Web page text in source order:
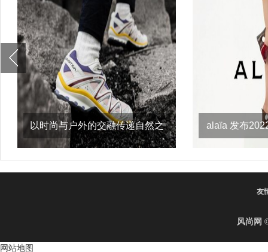
以时尚与户外的交融传递自然之
意，salomon
alaïa 发布
友
风尚网
网站地图